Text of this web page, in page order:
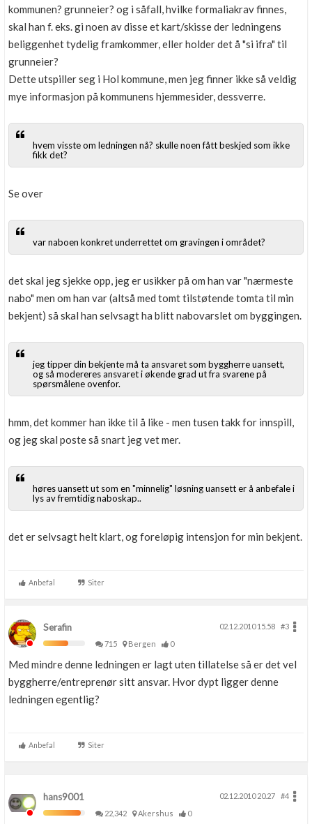
kommunen? grunneier? og i såfall, hvilke formaliakrav finnes,
skal han f. eks. gi noen av disse et kart/skisse der ledningens
beliggenhet tydelig framkommer, eller holder det å "si ifra" til
grunneier?
Dette utspiller seg i Hol kommune, men jeg finner ikke så veldig
mye informasjon på kommunens hjemmesider, dessverre.
hvem visste om ledningen nå? skulle noen fått beskjed som ikke
fikk det?
Se over
var naboen konkret underrettet om gravingen i området?
det skal jeg sjekke opp, jeg er usikker på om han var "nærmeste
nabo" men om han var (altså med tomt tilstøtende tomta til min
bekjent) så skal han selvsagt ha blitt nabovarslet om byggingen.
jeg tipper din bekjente må ta ansvaret som byggherre uansett,
og så modereres ansvaret i økende grad ut fra svarene på
spørsmålene ovenfor.
hmm, det kommer han ikke til å like - men tusen takk for innspill,
og jeg skal poste så snart jeg vet mer.
høres uansett ut som en "minnelig" løsning uansett er å anbefale i
lys av fremtidig naboskap..
det er selvsagt helt klart, og foreløpig intensjon for min bekjent.
Anbefal Siter
Serafin 02.12.2010 15.58
#3
715
Bergen 0
Med mindre denne ledningen er lagt uten tillatelse så er det vel
byggherre/entreprenør sitt ansvar. Hvor dypt ligger denne
ledningen egentlig?
Anbefal Siter
hans9001 02.12.2010 20.27
#4
22,342
Akershus 0